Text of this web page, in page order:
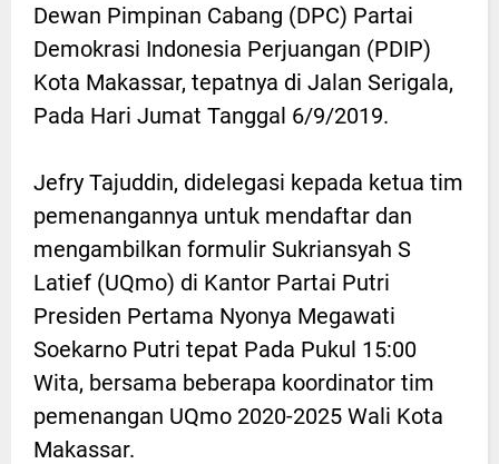
Dewan Pimpinan Cabang (DPC) Partai
Demokrasi Indonesia Perjuangan (PDIP)
Kota Makassar, tepatnya di Jalan Serigala,
Pada Hari Jumat Tanggal 6/9/2019.
Jefry Tajuddin, didelegasi kepada ketua tim
pemenangannya untuk mendaftar dan
mengambilkan formulir Sukriansyah S
Latief (UQmo) di Kantor Partai Putri
Presiden Pertama Nyonya Megawati
Soekarno Putri tepat Pada Pukul 15:00
Wita, bersama beberapa koordinator tim
pemenangan UQmo 2020-2025 Wali Kota
Makassar.